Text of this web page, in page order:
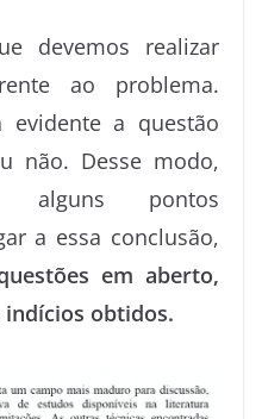
devemos realizar
ao problema.
a questão
não. Desse modo,
alguns pontos
a essa conclusão,
em aberto,
obtidos.